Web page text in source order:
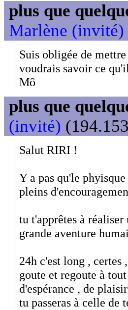
plus que
Marlène (invité)
Suis obligée de
voudrais savoir ce
Mô
plus que
(invité)
Salut RIRI !
Y a pas qu'le
pleins
tu t'apprêtes à
grande aventure
24h c'est long , certes
goute et regoute à
d'espérance , de
tu passeras à celle de